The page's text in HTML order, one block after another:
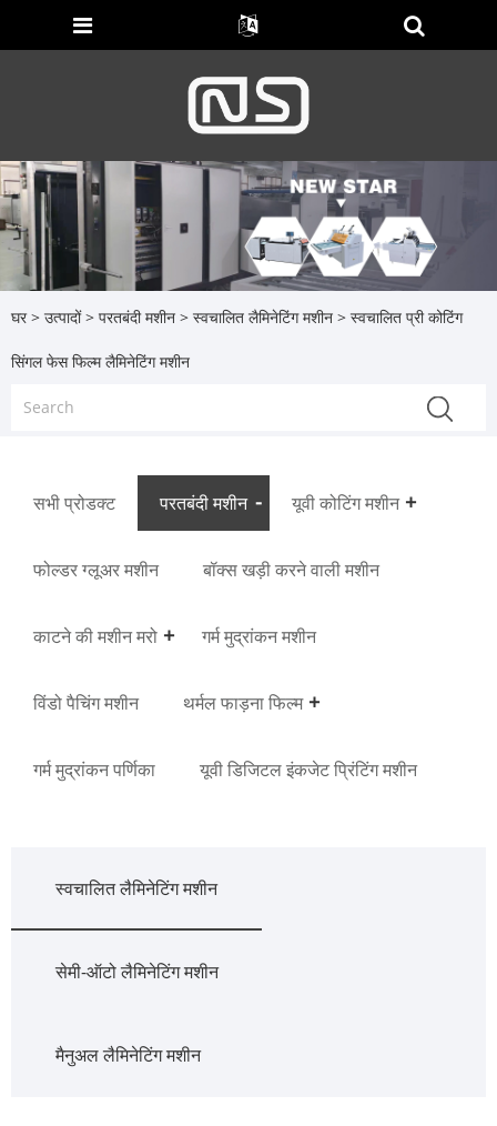
घर > उत्पादों> परतबंदी मशीन > स्वचालित लैमिनेटिंग मशीन > स्वचालित प्री कोटिंग
सिंगल फेस फिल्म लैमिनेटिंग मशीन
सभी प्रोडक्ट परतबंदी मशीन यूवी कोटिंग मशीन
फोल्डर ग्लूअर मशीन बॉक्स खड़ी करने वाली मशीन
काटने की मशीन मरो गर्म मुद्रांकन मशीन
विंडो पैचिंग मशीन थर्मल फाड़ना फिल्म
गर्म मुद्रांकन पर्णिका यूवी डिजिटल इंकजेट प्रिंटिंग मशीन
स्वचालित लैमिनेटिंग मशीन
सेमी-ऑटो लैमिनेटिंग मशीन
मैनुअल लैमिनेटिंग मशीन